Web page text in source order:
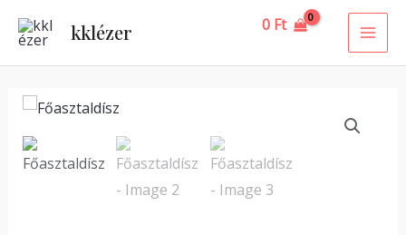
content
kklézer 0 Ft
Főasztaldísz
mennyiség